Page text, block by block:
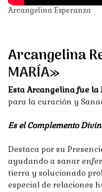
Arcangelina Esperanza
Arcangelina
MARÍA»
Esta Arcangelina fue la
para la curación y
Es el Complemento
Destaca por su
ayudando a sanar
tierra y solucionado
especial de relaciones